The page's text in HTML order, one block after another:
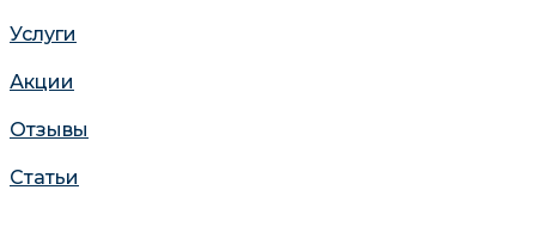
Услуги
Акции
Отзывы
Статьи